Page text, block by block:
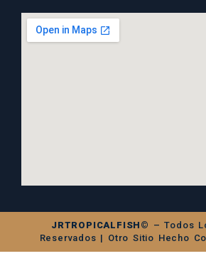
JRTROPICALFISH© – Todos
Reservados | Otro Sitio Hecho